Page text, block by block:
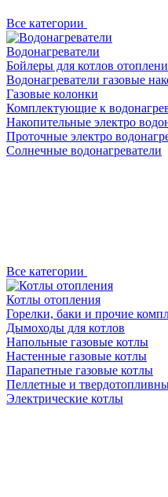
Все категории
Водонагреватели
Бойлеры для котлов
Водонагреватели газовые
Газовые колонки
Комплектующие к
Накопительные электро
Проточные электро
Солнечные водонагреватели
Все категории
Котлы отопления
Горелки, баки и прочие
Дымоходы для котлов
Напольные газовые котлы
Настенные газовые котлы
Парапетные газовые котлы
Пеллетные и
Электрические котлы